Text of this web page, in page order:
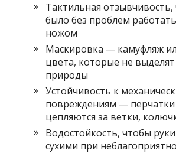
Тактильная
было без проблем
ножом
Маскировка — камуфляж
цвета, которые не
природы
Устойчивость к
повреждениям — перчатки
цепляются за ветки,
Водостойкость, чтобы
сухими при